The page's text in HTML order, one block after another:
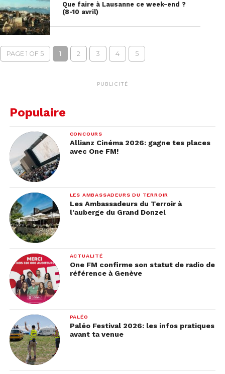
Que faire à Lausanne ce week-end ?
(8-10 avril)
PAGE 1 OF 5 1 2 3 4 5
PUBLICITÉ
Populaire
CONCOURS
Allianz Cinéma 2026: gagne tes places
avec One FM!
LES AMBASSADEURS DU TERROIR
Les Ambassadeurs du Terroir à
l’auberge du Grand Donzel
ACTUALITÉ
One FM confirme son statut de radio de
référence à Genève
PALÉO
Paléo Festival 2026: les infos pratiques
avant ta venue